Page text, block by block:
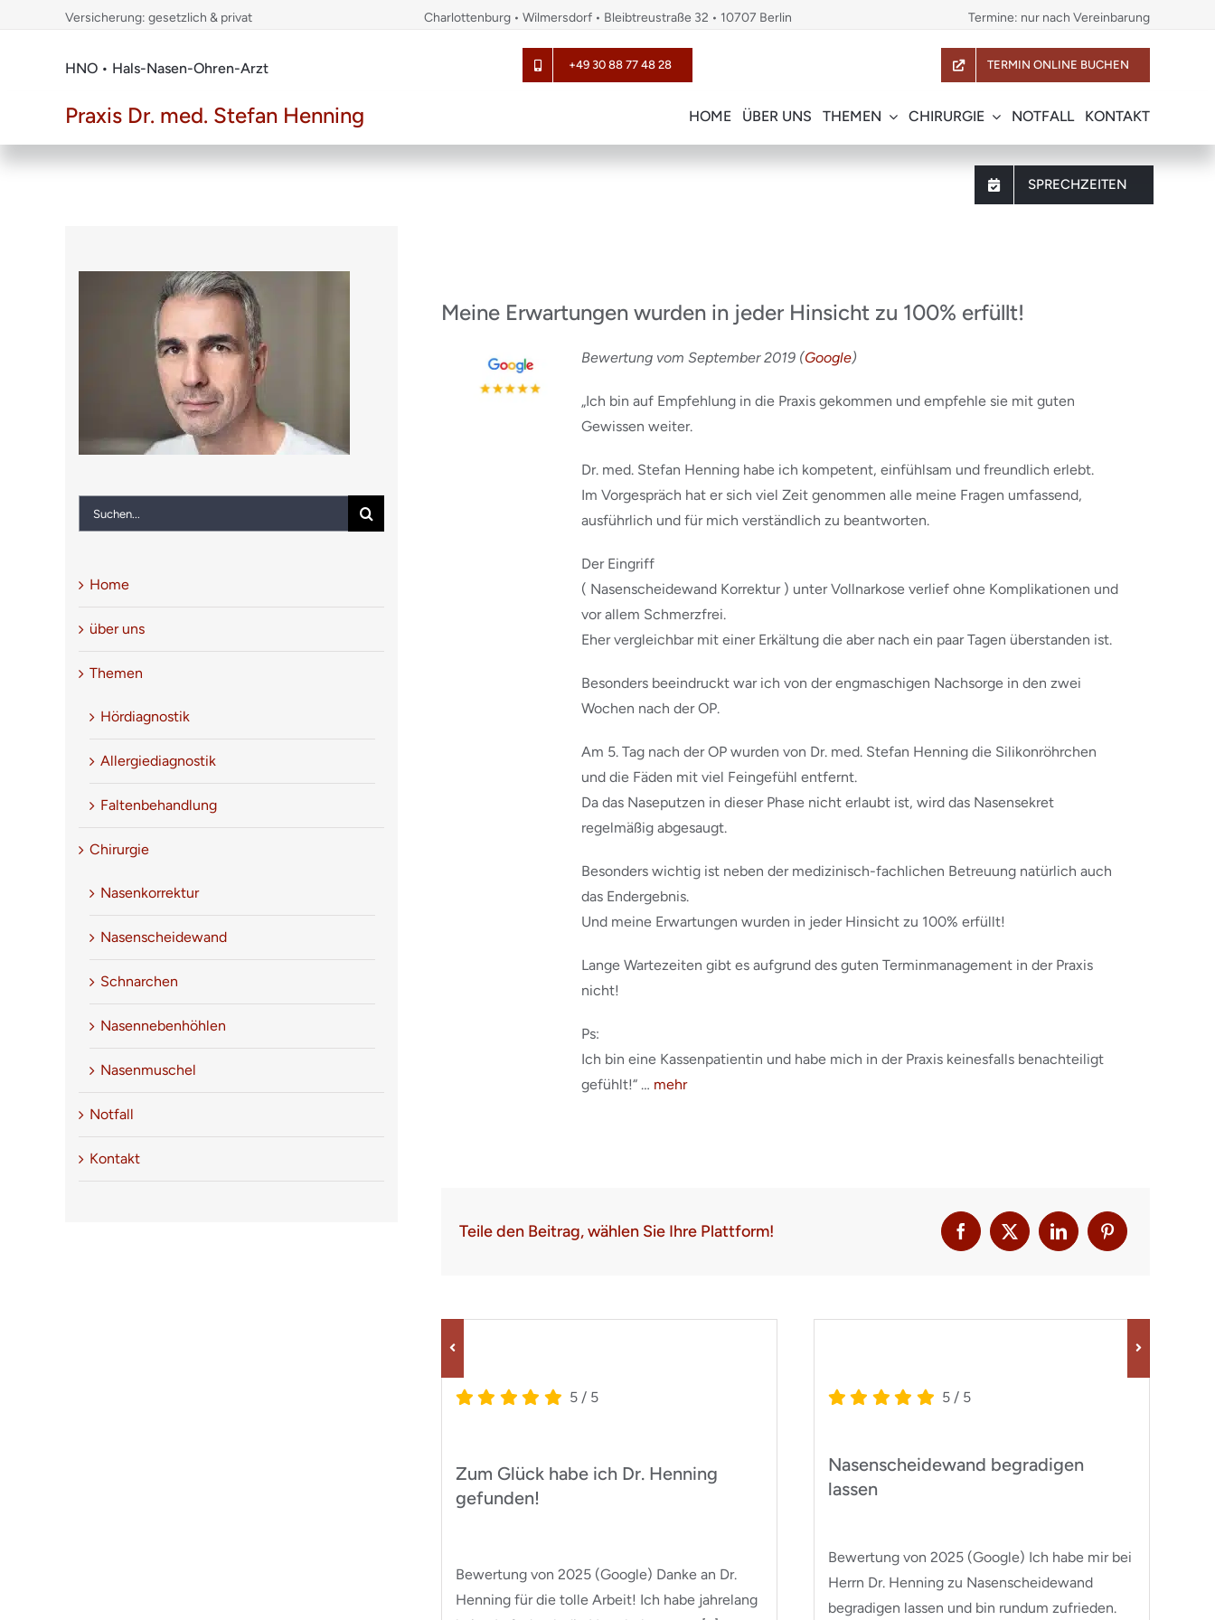
Versicherung: gesetzlich & privat Charlottenburg • Wilmersdorf • Bleibtreustraße 32 • 10707 Berlin Termine: nur nach Vereinbarung
HNO • Hals-Nasen-Ohren-Arzt +49 30 88 77 48 28 TERMIN ONLINE BUCHEN
Praxis Dr. med. Stefan Henning HOME ÜBER UNS THEMEN CHIRURGIE NOTFALL KONTAKT
SPRECHZEITEN
Suche
nach:
Home
über uns
Themen
Hördiagnostik
Allergiediagnostik
Faltenbehandlung
Chirurgie
Nasenkorrektur
Nasenscheidewand
Schnarchen
Nasennebenhöhlen
Nasenmuschel
Notfall
Kontakt
Meine Erwartungen wurden in jeder Hinsicht zu 100% erfüllt!
Bewertung vom September 2019 (Google)
„Ich bin auf Empfehlung in die Praxis gekommen und empfehle sie mit guten
Gewissen weiter.
Dr. med. Stefan Henning habe ich kompetent, einfühlsam und freundlich erlebt.
Im Vorgespräch hat er sich viel Zeit genommen alle meine Fragen umfassend,
ausführlich und für mich verständlich zu beantworten.
Der Eingriff
( Nasenscheidewand Korrektur ) unter Vollnarkose verlief ohne Komplikationen und
vor allem Schmerzfrei.
Eher vergleichbar mit einer Erkältung die aber nach ein paar Tagen überstanden ist.
Besonders beeindruckt war ich von der engmaschigen Nachsorge in den zwei
Wochen nach der OP.
Am 5. Tag nach der OP wurden von Dr. med. Stefan Henning die Silikonröhrchen
und die Fäden mit viel Feingefühl entfernt.
Da das Naseputzen in dieser Phase nicht erlaubt ist, wird das Nasensekret
regelmäßig abgesaugt.
Besonders wichtig ist neben der medizinisch-fachlichen Betreuung natürlich auch
das Endergebnis.
Und meine Erwartungen wurden in jeder Hinsicht zu 100% erfüllt!
Lange Wartezeiten gibt es aufgrund des guten Terminmanagement in der Praxis
nicht!
Ps:
Ich bin eine Kassenpatientin und habe mich in der Praxis keinesfalls benachteiligt
gefühlt!“ … mehr
Teile den Beitrag, wählen Sie Ihre Plattform!
5 / 5
Zum Glück habe ich Dr. Henning
gefunden!
Bewertung von 2025 (Google) Danke an Dr.
Henning für die tolle Arbeit! Ich habe jahrelang
5 / 5
Nasenscheidewand begradigen
lassen
Bewertung von 2025 (Google) Ich habe mir bei
Herrn Dr. Henning zu Nasenscheidewand
begradigen lassen und bin rundum zufrieden.